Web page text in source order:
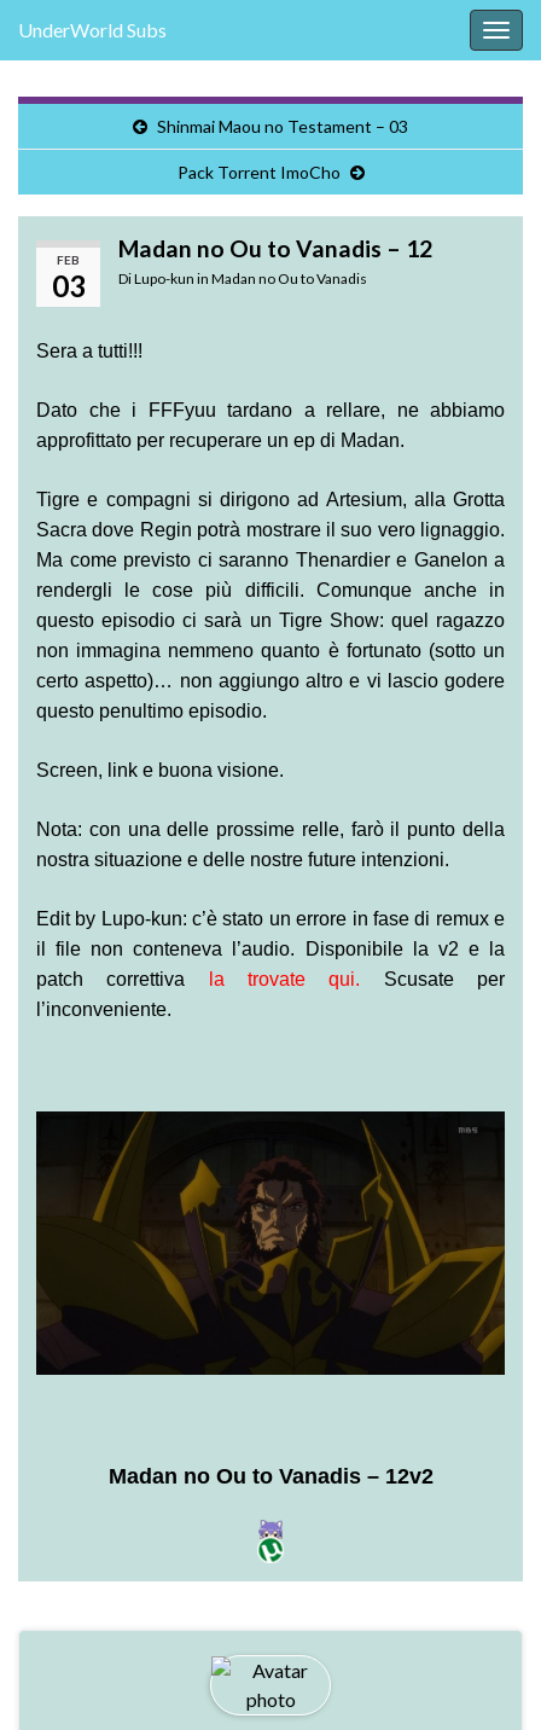
la
UnderWorld Subs
Shinmai Maou no Testament – 03
Pack Torrent ImoCho
FEB
03
Madan no Ou to Vanadis – 12
DiLupo-kun in Madan no Ou to Vanadis
Sera a tutti!!!
Dato che i FFFyuu tardano a rellare, ne abbiamo
approfittato per recuperare un ep di Madan.
Tigre e compagni si dirigono ad Artesium, alla Grotta
Sacra dove Regin potrà mostrare il suo vero lignaggio.
Ma come previsto ci saranno Thenardier e Ganelon a
rendergli le cose più difficili. Comunque anche in
questo episodio ci sarà un Tigre Show: quel ragazzo
non immagina nemmeno quanto è fortunato (sotto un
certo aspetto)… non aggiungo altro e vi lascio godere
questo penultimo episodio.
Screen, link e buona visione.
Nota: con una delle prossime relle, farò il punto della
nostra situazione e delle nostre future intenzioni.
Edit by Lupo-kun: c’è stato un errore in fase di remux e
il file non conteneva l’audio. Disponibile la v2 e la
patch correttiva
la trovate qui. Scusate per
l’inconveniente.
Madan no Ou to Vanadis – 12v2